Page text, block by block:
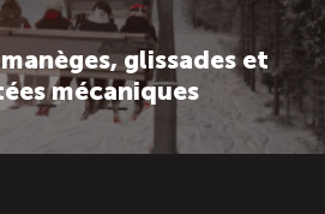
glissades et
mécaniques